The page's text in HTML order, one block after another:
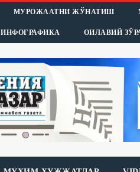
МУРОЖААТНИ ЖЎНАТИШ
ИНФОГРАФИКА ОИЛАВИЙ